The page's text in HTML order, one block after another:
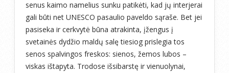
senus kaimo namelius sunku patikėti, kad jų interjerai
gali būti net UNESCO pasaulio paveldo sąraše. Bet jei
pasiseka ir cerkvytė būna atrakinta, įžengus į
svetainės dydžio maldų salę tiesiog prislegia tos
senos spalvingos freskos: sienos, žemos lubos –
viskas ištapyta. Trodose išsibarstę ir vienuolynai,